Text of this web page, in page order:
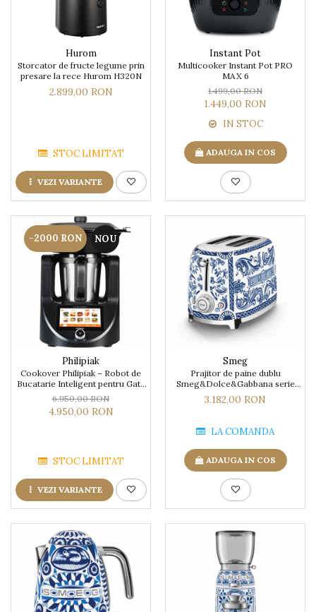
Hurom
Storcator de fructe legume prin
presare la rece Hurom H320N
2.899,00 RON
STOC LIMITAT
VEZI VARIANTE
Instant Pot
Multicooker Instant Pot PRO
MAX 6
1.499,00 RON
1.449,00 RON
IN STOC
ADAUGA IN COS
-2000 RON NOU
Philipiak
Cookover Philipiak – Robot de
Bucatarie Inteligent pentru Gatit
Rapid și Sanatos
6.950,00 RON
4.950,00 RON
STOC LIMITAT
VEZI VARIANTE
Smeg
Prajitor de paine dublu
Smeg&Dolce&Gabbana serie
limitata Blu Mediterraneo
3.182,00 RON
LA COMANDA
ADAUGA IN COS